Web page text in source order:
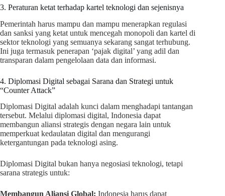
3. Peraturan ketat terhadap kartel teknologi dan sejenisnya
Pemerintah harus mampu dan mampu menerapkan regulasi
dan sanksi yang ketat untuk mencegah monopoli dan kartel di
sektor teknologi yang semuanya sekarang sangat terhubung.
Ini juga termasuk penerapan ‘pajak digital’ yang adil dan
transparan dalam pengelolaan data dan informasi.
4. Diplomasi Digital sebagai Sarana dan Strategi untuk
“Counter Attack”
Diplomasi Digital adalah kunci dalam menghadapi tantangan
tersebut. Melalui diplomasi digital, Indonesia dapat
membangun aliansi strategis dengan negara lain untuk
memperkuat kedaulatan digital dan mengurangi
ketergantungan pada teknologi asing.
Diplomasi Digital bukan hanya negosiasi teknologi, tetapi
sarana strategis untuk:
Membangun Aliansi Global: Indonesia harus dapat